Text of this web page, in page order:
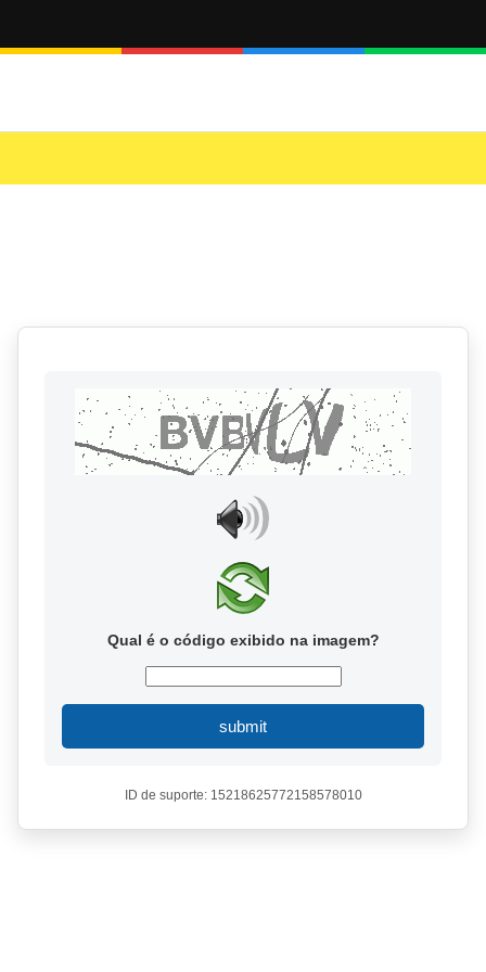
Qual é o código exibido na imagem?
submit
ID de suporte: 15218625772158578010